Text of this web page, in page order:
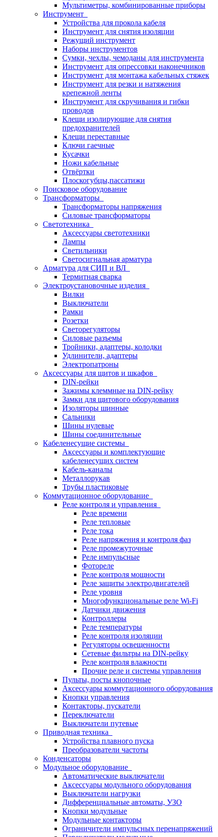
Мультиметры, комбинированные приборы
Инструмент
Устройства для прокола кабеля
Инструмент для снятия изоляции
Режущий инструмент
Наборы инструментов
Сумки, чехлы, чемоданы для инструмента
Инструмент для опрессовки наконечников
Инструмент для монтажа кабельных стяжек
Инструмент для резки и натяжения
крепежной ленты
Инструмент для скручивания и гибки
проводов
Клещи изолирующие для снятия
предохранителей
Клещи переставные
Ключи гаечные
Кусачки
Ножи кабельные
Отвёртки
Плоскогубцы,пассатижи
Поисковое оборудование
Трансформаторы
Трансформаторы напряжения
Силовые трансформаторы
Светотехника
Аксессуары светотехники
Лампы
Светильники
Светосигнальная арматура
Арматура для СИП и ВЛ
Термитная сварка
Электроустановочные изделия
Вилки
Выключатели
Рамки
Розетки
Светорегуляторы
Силовые разъемы
Тройники, адаптеры, колодки
Удлинители, адаптеры
Электропатроны
Аксессуары для щитов и шкафов
DIN-рейки
Зажимы клеммные на DIN-рейку
Замки для щитового оборудования
Изоляторы шинные
Сальники
Шины нулевые
Шины соединительные
Кабеленесущие системы
Аксессуары и комплектующие
кабеленесущих систем
Кабель-каналы
Металлорукав
Трубы пластиковые
Коммутационное оборудование
Реле контроля и управления
Реле времени
Реле тепловые
Реле тока
Реле напряжения и контроля фаз
Реле промежуточные
Реле импульсные
Фотореле
Реле контроля мощности
Реле защиты электродвигателей
Реле уровня
Многофункциональные реле Wi-Fi
Датчики движения
Контроллеры
Реле температуры
Реле контроля изоляции
Регуляторы освещенности
Сетевые фильтры на DIN-рейку
Реле контроля влажности
Прочие реле и системы управления
Пульты, посты кнопочные
Аксессуары коммутационного оборудования
Кнопки управления
Контакторы, пускатели
Переключатели
Выключатели путевые
Приводная техника
Устройства плавного пуска
Преобразователи частоты
Конденсаторы
Модульное оборудование
Автоматические выключатели
Аксессуары модульного оборудования
Выключатели нагрузки
Дифференциальные автоматы, УЗО
Кнопки модульные
Модульные контакторы
Ограничители импульсных перенапряжений